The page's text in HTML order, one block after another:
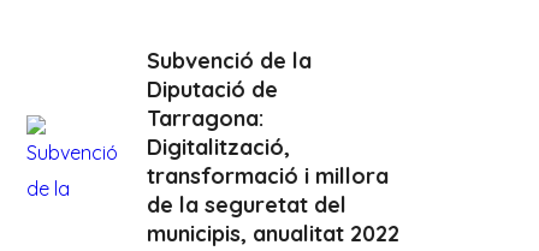
Subvenció de la
Diputació de
Tarragona:
Digitalització,
transformació i millora
de la seguretat del
municipis, anualitat 2022